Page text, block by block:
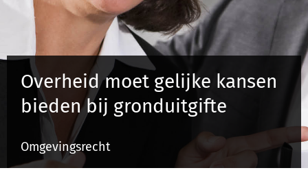
Inloggen op de kennisbank
Inloggen
Registreren
Overheid moet gelijke kansen
bieden bij gronduitgifte
Omgevingsrecht